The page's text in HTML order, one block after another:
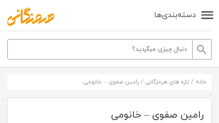
دسته‌بندی‌ها
خانه / تازه های هرمزگانی / رامین صفوی – خانومی
رامین صفوی – خانومی